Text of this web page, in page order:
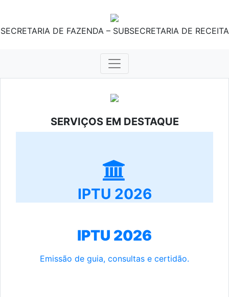
SECRETARIA DE FAZENDA – SUBSECRETARIA DE RECEITA
SERVIÇOS EM DESTAQUE
IPTU 2026
IPTU 2026
Emissão de guia, consultas e certidão.